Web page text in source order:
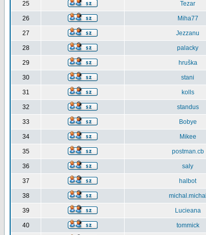
25 Tezar
26 Miha77
27 Jezzanu
28 palacky
29 hruška
30 stani
31 kolls
32 standus
33 Bobye
34 Mikee
35 postman.cb
36 saly
37 halbot
38 michal.michal
39 Lucieana
40 tommick